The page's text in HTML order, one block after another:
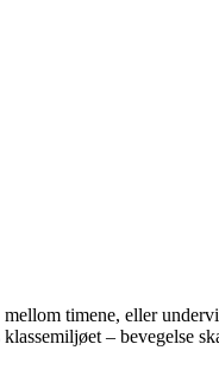
timene, eller
– bevegelse